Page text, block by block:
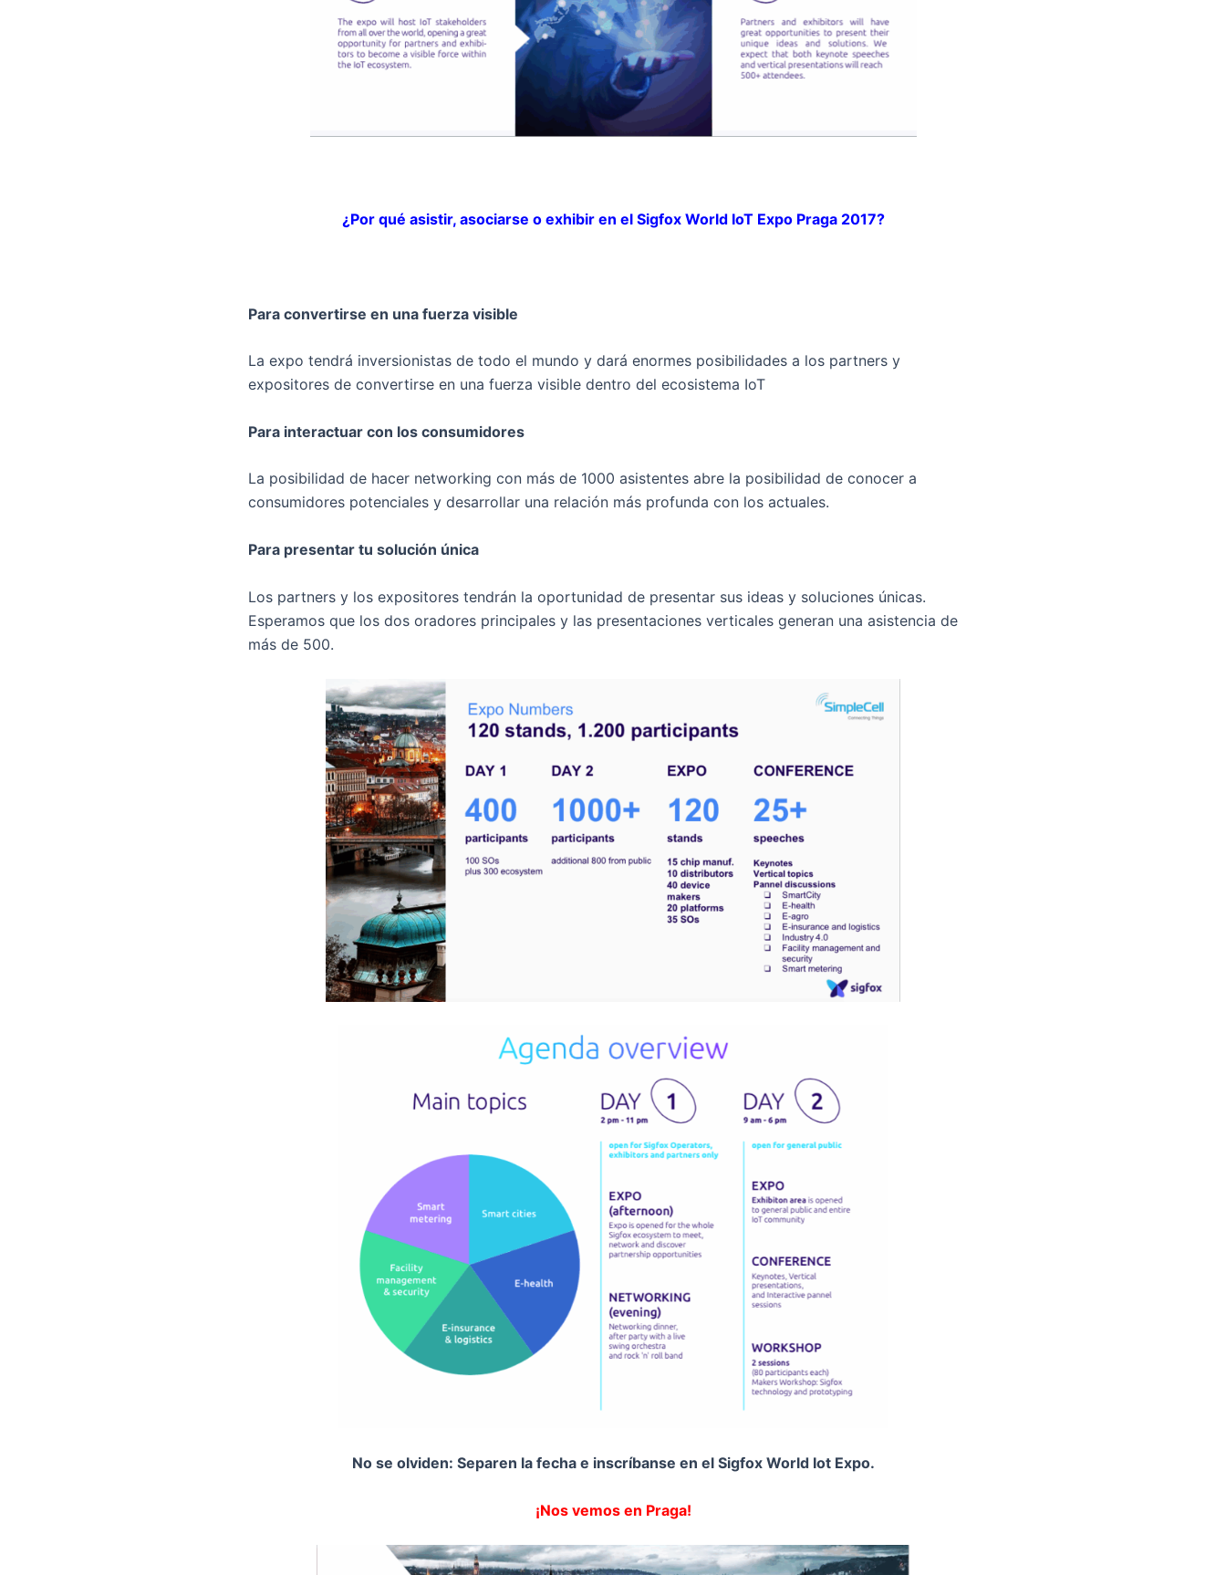
¿Por qué asistir, asociarse o exhibir en el Sigfox World IoT Expo Praga 2017?
Para convertirse en una fuerza visible
La expo tendrá inversionistas de todo el mundo y dará enormes posibilidades a los partners y
expositores de convertirse en una fuerza visible dentro del ecosistema IoT
Para interactuar con los consumidores
La posibilidad de hacer networking con más de 1000 asistentes abre la posibilidad de conocer a
consumidores potenciales y desarrollar una relación más profunda con los actuales.
Para presentar tu solución única
Los partners y los expositores tendrán la oportunidad de presentar sus ideas y soluciones únicas.
Esperamos que los dos oradores principales y las presentaciones verticales generan una asistencia de
más de 500.
No se olviden: Separen la fecha e inscríbanse en el Sigfox World Iot Expo.
¡Nos vemos en Praga!